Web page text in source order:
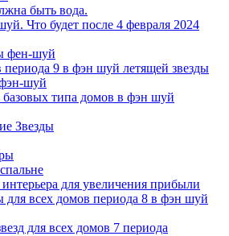
быть вода.
Что будет после 4 февраля 2024
фен-шуй
9 в фэн шуй летящей звезды
шуй
типа домов в фэн шуй
Звезды
для увеличения прибыли
для всех домов периода 8 в фэн шуй
для всех домов 7 периода